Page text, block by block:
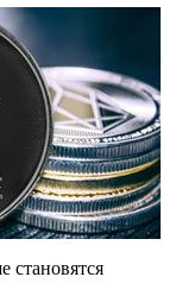
становятся